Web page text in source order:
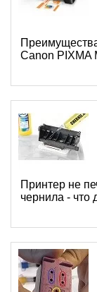
Canon PIXMA
Принтер не
чернила - что